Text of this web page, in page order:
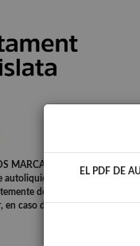
MARCADOS CON * SON DE
autoliquidación se imprime en
de la forma de pago
en caso de que no calcule
EL PDF DE